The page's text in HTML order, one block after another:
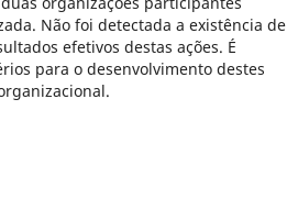
Não foi detectada a existência de
efetivos destas ações. É
para o desenvolvimento destes